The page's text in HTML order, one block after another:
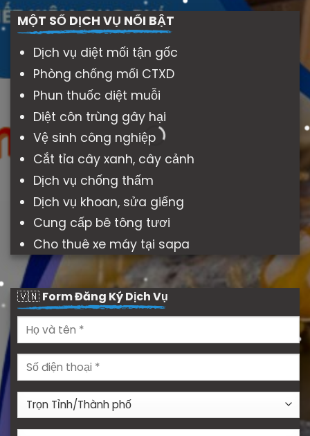
MỘT SỐ DỊCH VỤ NỔI BẬT
Dịch vụ diệt mối tận gốc
Phòng chống mối CTXD
Phun thuốc diệt muỗi
Diệt côn trùng gây hại
Vệ sinh công nghiệp
Cắt tỉa cây xanh, cây cảnh
Dịch vụ chống thấm
Dịch vụ khoan, sửa giếng
Cung cấp bê tông tươi
Cho thuê xe máy tại sapa
🇻🇳 Form Đăng Ký Dịch Vụ